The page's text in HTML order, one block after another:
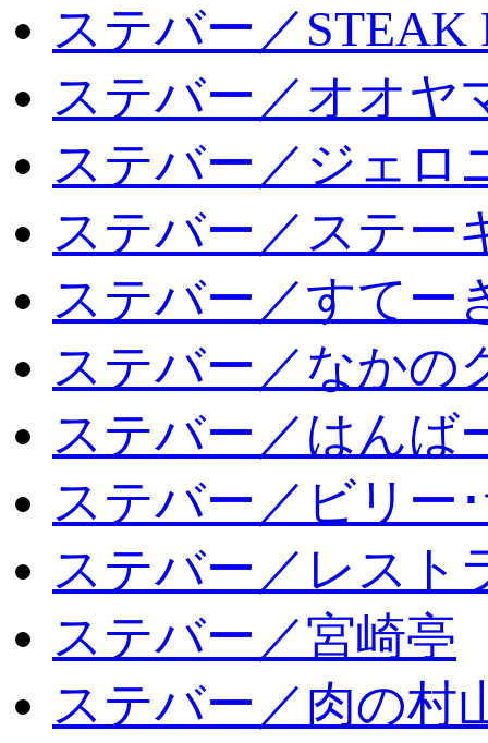
ステバー／STEAK
ステバー／オオヤ
ステバー／ジェロ
ステバー／ステー
ステバー／すてー
ステバー／なかの
ステバー／はんば
ステバー／ビリー
ステバー／レスト
ステバー／宮崎亭
ステバー／肉の村